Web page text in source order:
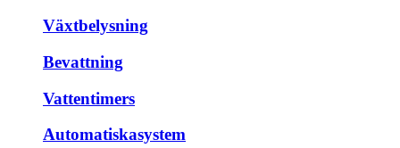
Växtbelysning
Bevattning
Vattentimers
Automatiskasystem